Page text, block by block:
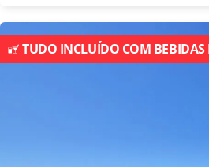
TUDO INCLUÍDO COM BEBIDAS